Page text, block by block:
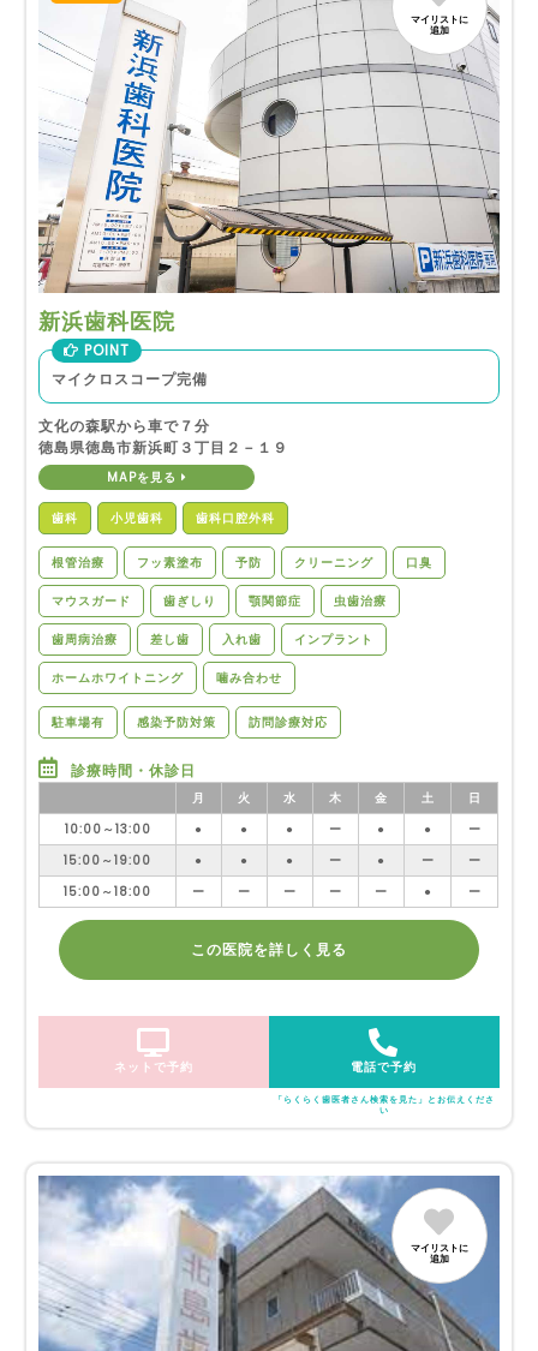
新浜歯科医院
マイリストに
追加
POINT
マイクロスコープ完備
文化の森駅から車で７分
徳島県徳島市新浜町３丁目２－１９
MAPを見る
歯科 小児歯科 歯科口腔外科
根管治療 フッ素塗布 予防 クリーニング 口臭
マウスガード 歯ぎしり 顎関節症 虫歯治療
歯周病治療 差し歯 入れ歯 インプラント
ホームホワイトニング 噛み合わせ
駐車場有 感染予防対策 訪問診療対応
診療時間・休診日
月 火 水 木 金 土
日
10:00～13:00
● ● ● ー ● ●
ー
15:00～19:00
● ● ● ー ● ー
ー
15:00～18:00
ー ー ー ー ー ● ー
この医院を詳しく見る
ネットで予約 電話で予約
「らくらく歯医者さん検索を見た」とお伝えくださ
い
マイリストに
追加